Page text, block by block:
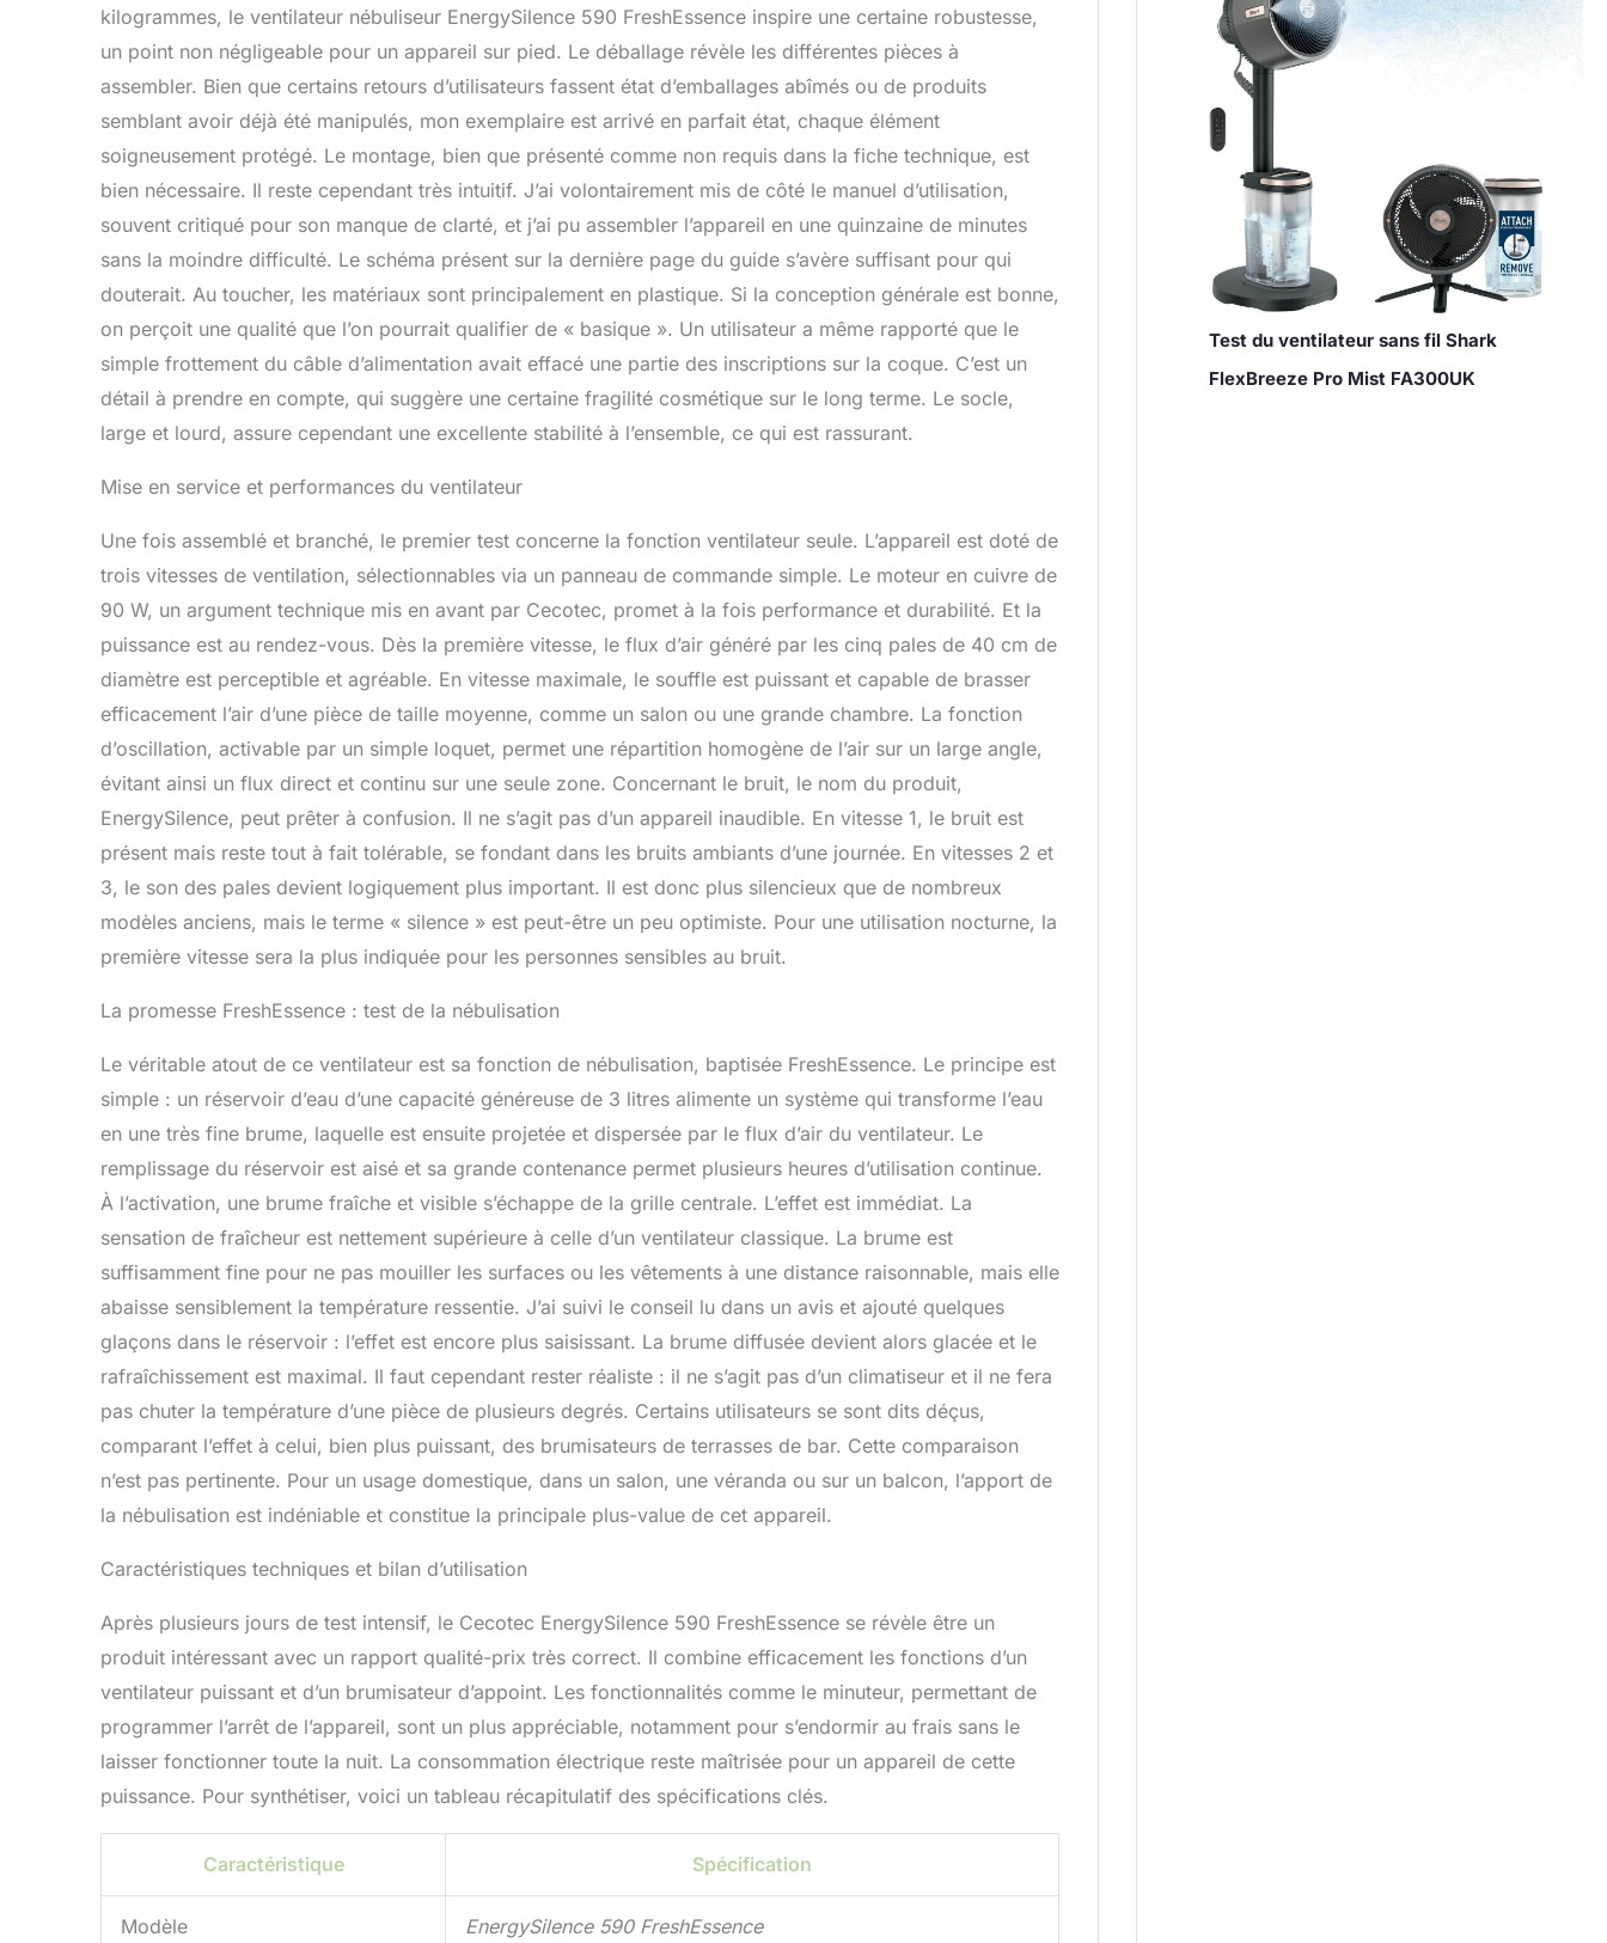
kilogrammes, le ventilateur nébuliseur EnergySilence 590 FreshEssence inspire une certaine robustesse,
un point non négligeable pour un appareil sur pied. Le déballage révèle les différentes pièces à
assembler. Bien que certains retours d’utilisateurs fassent état d’emballages abîmés ou de produits
semblant avoir déjà été manipulés, mon exemplaire est arrivé en parfait état, chaque élément
soigneusement protégé. Le montage, bien que présenté comme non requis dans la fiche technique, est
bien nécessaire. Il reste cependant très intuitif. J’ai volontairement mis de côté le manuel d’utilisation,
souvent critiqué pour son manque de clarté, et j’ai pu assembler l’appareil en une quinzaine de minutes
sans la moindre difficulté. Le schéma présent sur la dernière page du guide s’avère suffisant pour qui
douterait. Au toucher, les matériaux sont principalement en plastique. Si la conception générale est bonne,
on perçoit une qualité que l’on pourrait qualifier de « basique ». Un utilisateur a même rapporté que le
simple frottement du câble d’alimentation avait effacé une partie des inscriptions sur la coque. C’est un
détail à prendre en compte, qui suggère une certaine fragilité cosmétique sur le long terme. Le socle,
large et lourd, assure cependant une excellente stabilité à l’ensemble, ce qui est rassurant.
Mise en service et performances du ventilateur
Une fois assemblé et branché, le premier test concerne la fonction ventilateur seule. L’appareil est doté de
trois vitesses de ventilation, sélectionnables via un panneau de commande simple. Le moteur en cuivre de
90 W, un argument technique mis en avant par Cecotec, promet à la fois performance et durabilité. Et la
puissance est au rendez-vous. Dès la première vitesse, le flux d’air généré par les cinq pales de 40 cm de
diamètre est perceptible et agréable. En vitesse maximale, le souffle est puissant et capable de brasser
efficacement l’air d’une pièce de taille moyenne, comme un salon ou une grande chambre. La fonction
d’oscillation, activable par un simple loquet, permet une répartition homogène de l’air sur un large angle,
évitant ainsi un flux direct et continu sur une seule zone. Concernant le bruit, le nom du produit,
EnergySilence, peut prêter à confusion. Il ne s’agit pas d’un appareil inaudible. En vitesse 1, le bruit est
présent mais reste tout à fait tolérable, se fondant dans les bruits ambiants d’une journée. En vitesses 2 et
3, le son des pales devient logiquement plus important. Il est donc plus silencieux que de nombreux
modèles anciens, mais le terme « silence » est peut-être un peu optimiste. Pour une utilisation nocturne, la
première vitesse sera la plus indiquée pour les personnes sensibles au bruit.
La promesse FreshEssence : test de la nébulisation
Le véritable atout de ce ventilateur est sa fonction de nébulisation, baptisée FreshEssence. Le principe est
simple : un réservoir d’eau d’une capacité généreuse de 3 litres alimente un système qui transforme l’eau
en une très fine brume, laquelle est ensuite projetée et dispersée par le flux d’air du ventilateur. Le
remplissage du réservoir est aisé et sa grande contenance permet plusieurs heures d’utilisation continue.
À l’activation, une brume fraîche et visible s’échappe de la grille centrale. L’effet est immédiat. La
sensation de fraîcheur est nettement supérieure à celle d’un ventilateur classique. La brume est
suffisamment fine pour ne pas mouiller les surfaces ou les vêtements à une distance raisonnable, mais elle
abaisse sensiblement la température ressentie. J’ai suivi le conseil lu dans un avis et ajouté quelques
glaçons dans le réservoir : l’effet est encore plus saisissant. La brume diffusée devient alors glacée et le
rafraîchissement est maximal. Il faut cependant rester réaliste : il ne s’agit pas d’un climatiseur et il ne fera
pas chuter la température d’une pièce de plusieurs degrés. Certains utilisateurs se sont dits déçus,
comparant l’effet à celui, bien plus puissant, des brumisateurs de terrasses de bar. Cette comparaison
n’est pas pertinente. Pour un usage domestique, dans un salon, une véranda ou sur un balcon, l’apport de
la nébulisation est indéniable et constitue la principale plus-value de cet appareil.
Caractéristiques techniques et bilan d’utilisation
Après plusieurs jours de test intensif, le Cecotec EnergySilence 590 FreshEssence se révèle être un
produit intéressant avec un rapport qualité-prix très correct. Il combine efficacement les fonctions d’un
ventilateur puissant et d’un brumisateur d’appoint. Les fonctionnalités comme le minuteur, permettant de
programmer l’arrêt de l’appareil, sont un plus appréciable, notamment pour s’endormir au frais sans le
laisser fonctionner toute la nuit. La consommation électrique reste maîtrisée pour un appareil de cette
puissance. Pour synthétiser, voici un tableau récapitulatif des spécifications clés.
Caractéristique Spécification
Modèle EnergySilence 590 FreshEssence
Test du ventilateur sans fil Shark
FlexBreeze Pro Mist FA300UK